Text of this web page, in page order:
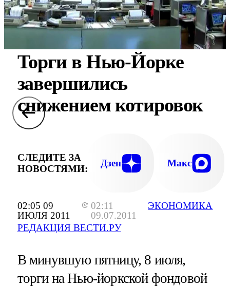
02:05 09
ИЮЛЯ 2011
02:11
09.07.2011
РЕДАКЦИЯ ВЕСТИ.РУ
ЭКОНОМИКА
Торги в Нью-Йорке
завершились
снижением котировок
СЛЕДИТЕ ЗА
НОВОСТЯМИ:
Дзен Макс
В минувшую пятницу, 8 июля,
торги на Нью-йоркской фондовой